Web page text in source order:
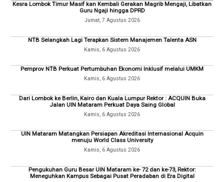
Kesra Lombok Timur Masif kan Kembali Gerakan Magrib Mengaji, Libatkan
Guru Ngaji hingga DPRD
Jumat, 7 Agustus 2026
NTB Selangkah Lagi Terapkan Sistem Manajemen Talenta ASN
Kamis, 6 Agustus 2026
Pemprov NTB Perkuat Pertumbuhan Ekonomi Inklusif melalui UMKM
Kamis, 6 Agustus 2026
Dari Lombok ke Berlin, Kairo dan Kuala Lumpur Rektor : ACQUIN Buka
Jalan UIN Mataram Perkuat Daya Saing Global
Kamis, 6 Agustus 2026
UIN Mataram Matangkan Persiapan Akreditasi Internasional Acquin
menuju World Class University
Kamis, 6 Agustus 2026
Pengukuhan Guru Besar UIN Mataram ke- 72 dan ke-73, Rektor:
Meneguhkan Kampus Sebagai Pusat Peradaban di Era Digital